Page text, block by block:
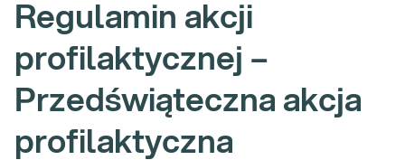
Regulamin akcji
profilaktycznej –
Przedświąteczna akcja
profilaktyczna